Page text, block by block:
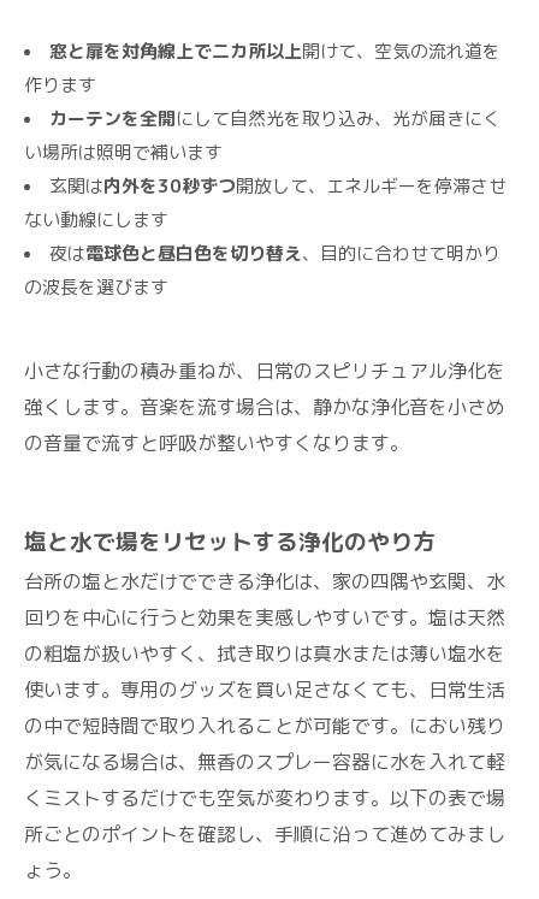
窓と扉を対角線上で二カ所以上開けて、空気の流れ道を
作ります
カーテンを全開にして自然光を取り込み、光が届きにく
い場所は照明で補います
玄関は内外を30秒ずつ開放して、エネルギーを停滞させ
ない動線にします
夜は電球色と昼白色を切り替え、目的に合わせて明かり
の波長を選びます
小さな行動の積み重ねが、日常のスピリチュアル浄化を
強くします。音楽を流す場合は、静かな浄化音を小さめ
の音量で流すと呼吸が整いやすくなります。
塩と水で場をリセットする浄化のやり方
台所の塩と水だけでできる浄化は、家の四隅や玄関、水
回りを中心に行うと効果を実感しやすいです。塩は天然
の粗塩が扱いやすく、拭き取りは真水または薄い塩水を
使います。専用のグッズを買い足さなくても、日常生活
の中で短時間で取り入れることが可能です。におい残り
が気になる場合は、無香のスプレー容器に水を入れて軽
くミストするだけでも空気が変わります。以下の表で場
所ごとのポイントを確認し、手順に沿って進めてみまし
ょう。